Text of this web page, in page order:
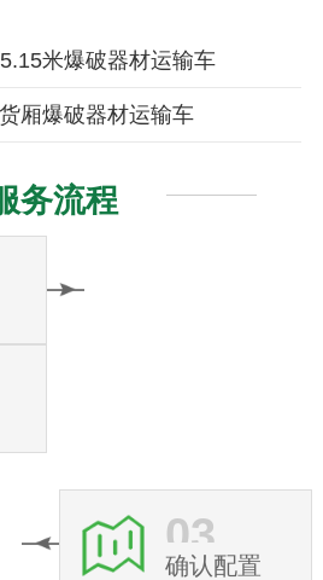
米爆破器材运输车
厢爆破器材运输车
务流程
03
确认配置